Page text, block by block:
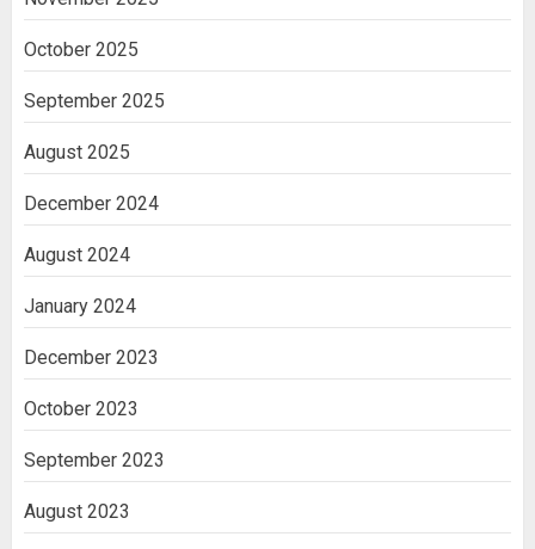
October 2025
September 2025
August 2025
December 2024
August 2024
January 2024
December 2023
October 2023
September 2023
August 2023